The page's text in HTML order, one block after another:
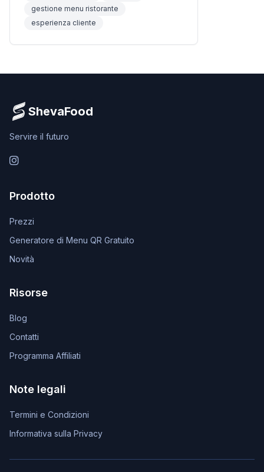
gestione menu ristorante
esperienza cliente
ShevaFood
Servire il futuro
Instagram
Prodotto
Prezzi
Generatore di Menu QR Gratuito
Novità
Risorse
Blog
Contatti
Programma Affiliati
Note legali
Termini e Condizioni
Informativa sulla Privacy